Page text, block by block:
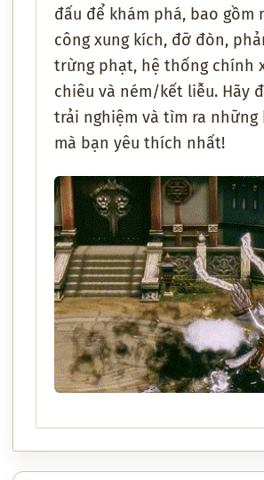
đấu để khám phá, bao gồm
công xung kích, đỡ đòn,
trừng phạt, hệ thống chính
chiêu và ném/kết liễu. Hãy
trải nghiệm và tìm ra những
mà bạn yêu thích nhất!